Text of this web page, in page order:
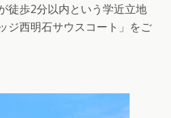
徒歩2分以内という学近立地
ジ西明石サウスコート」をご